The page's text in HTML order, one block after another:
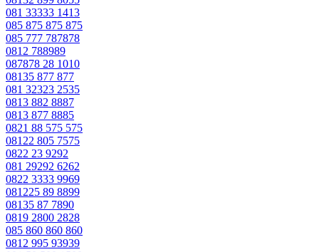
081 33333 1413
085 875 875 875
085 777 787878
0812 788989
087878 28 1010
08135 877 877
081 32323 2535
0813 882 8887
0813 877 8885
0821 88 575 575
08122 805 7575
0822 23 9292
081 29292 6262
0822 3333 9969
081225 89 8899
08135 87 7890
0819 2800 2828
085 860 860 860
0812 995 93939